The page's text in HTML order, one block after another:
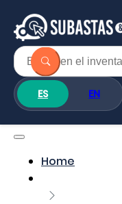
ES EN
Home